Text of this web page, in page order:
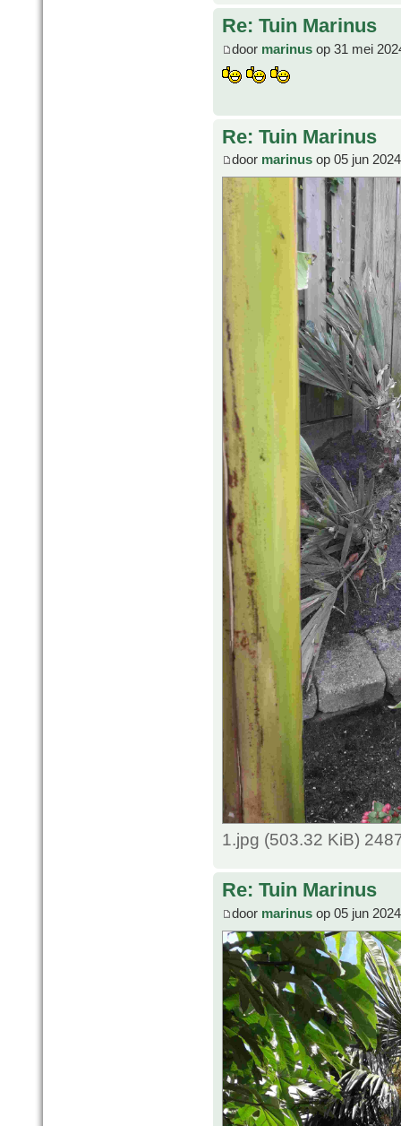
Re: Tuin Marinus
door marinus op 31 mei
Re: Tuin Marinus
door marinus op 05 jun
1.jpg (503.32 KiB)
Re: Tuin Marinus
door marinus op 05 jun